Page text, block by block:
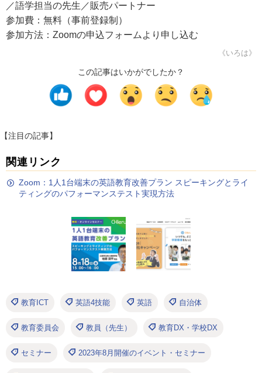
／語学担当の先生／販売パートナー
参加費：無料（事前登録制）
参加方法：Zoomの申込フォームより申し込む
《いろは》
この記事はいかがでしたか？
【注目の記事】
関連リンク
Zoom：1人1台端末の英語教育改善プラン スピーキングとライ
ティングのパフォーマンステスト実現方法
教育ICT 英語4技能 英語 自治体
教育委員会 教員（先生） 教育DX・学校DX
セミナー 2023年8月開催のイベント・セミナー